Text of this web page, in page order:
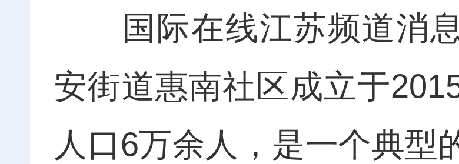
国际在线江苏频道消息
安街道惠南社区成立于
人口6万余人，是一个典型